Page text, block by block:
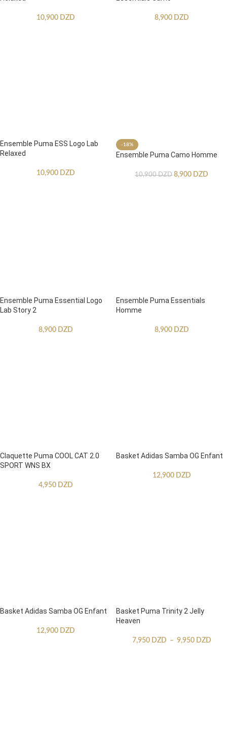
10,900 DZD 8,900 DZD
Ensemble Puma ESS Logo Lab
Relaxed
10,900 DZD
-18%
Ensemble Puma Camo Homme
10,900DZD 8,900 DZD
Ensemble Puma Essential Logo
Lab Story 2
8,900 DZD
Ensemble Puma Essentials
Homme
8,900 DZD
Claquette Puma COOL CAT 2.0
SPORT WNS BX
4,950 DZD
Basket Adidas Samba OG Enfant
12,900 DZD
Basket Adidas Samba OG Enfant
12,900 DZD
Basket Puma Trinity 2 Jelly
Heaven
7,950 DZD – 9,950 DZD